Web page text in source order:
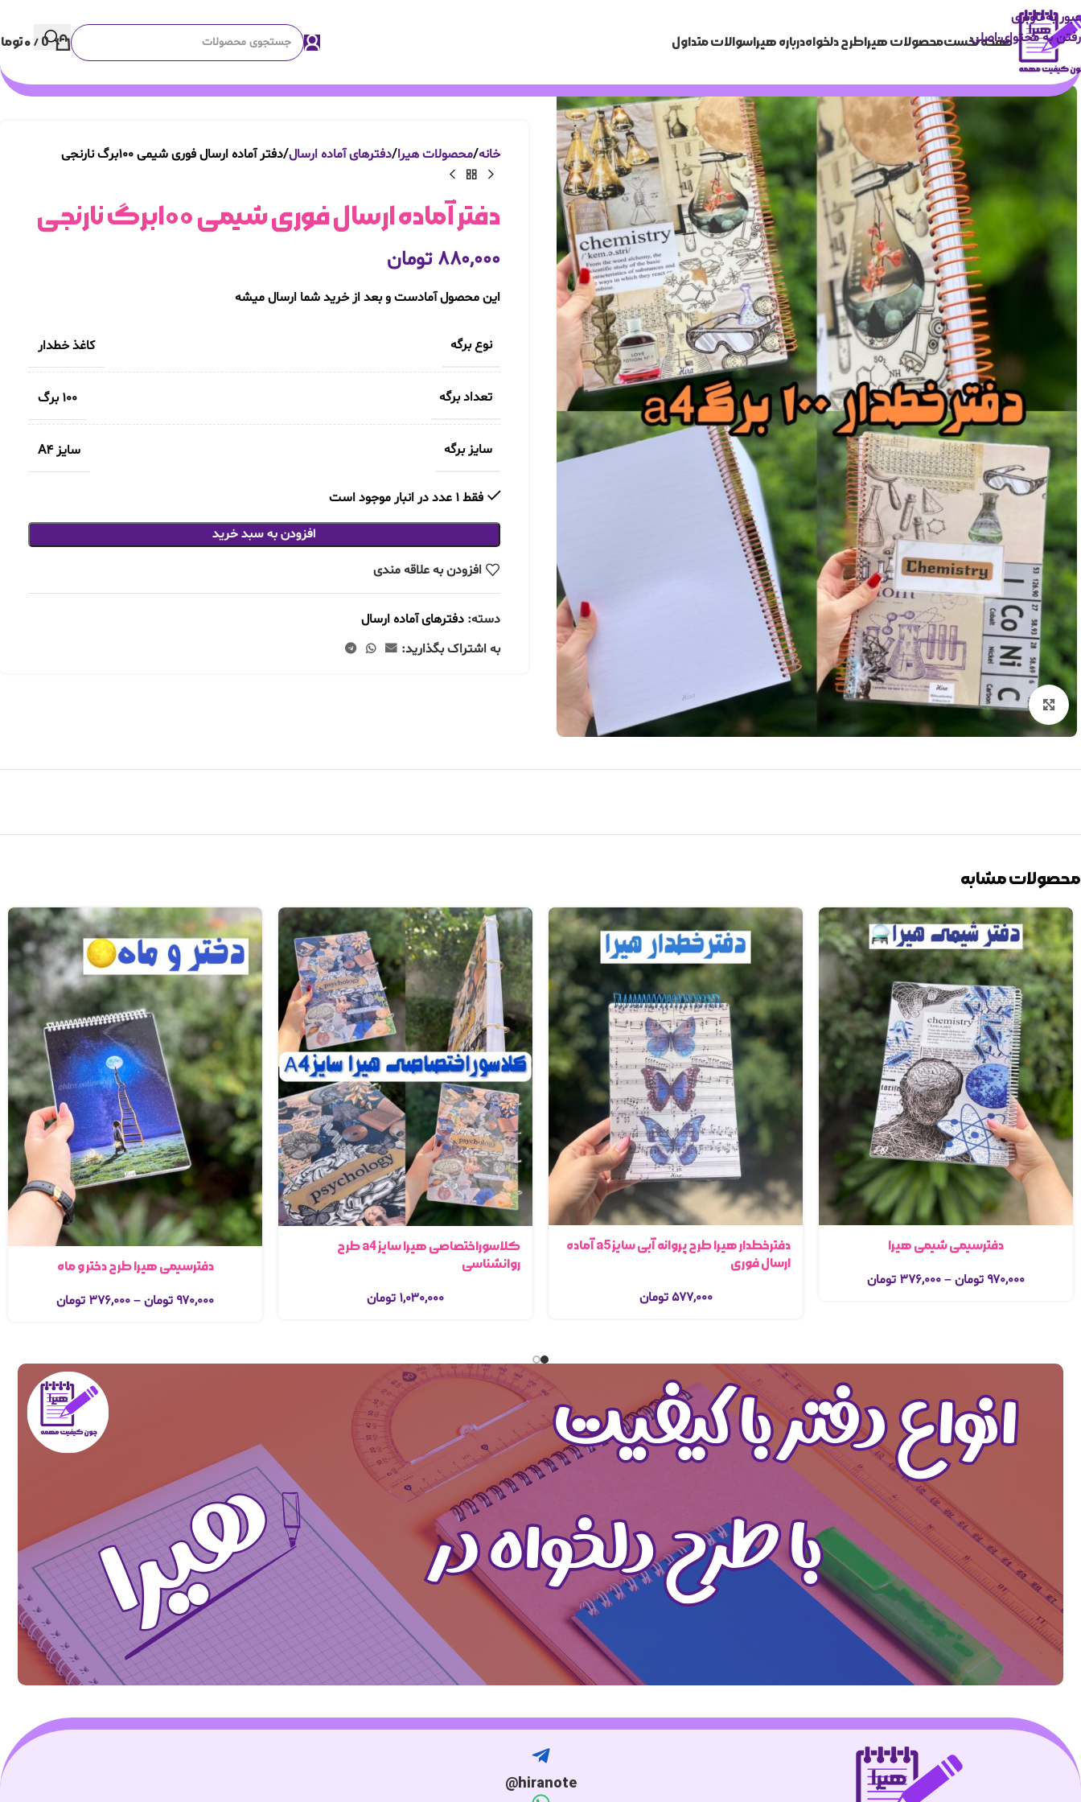
عبور به ناوبری
رفتن به محتوای اصلی
صفحه نخستمحصولات هیراطرح دلخواهدرباره هیراسوالات متداول 0
/۰
بزرگنمایی تصویر
خانه محصولات هیرا دفترهای آماده ارسال دفتر آماده ارسال فوری شیمی ۱۰۰برگ نارنجی
دفتر آماده ارسال فوری شیمی ۱۰۰برگ نارنجی
۸۸۰,۰۰۰ تومان
این محصول آمادست و بعد از خرید شما ارسال میشه
نوع برگه کاغذ خطدار
تعداد برگه 100 برگ
سایز برگه سایز A4
فقط 1 عدد در انبار موجود است
افزودن به سبد خرید
افزودن به علاقه مندی
دسته: دفترهای آماده ارسال
به اشتراک بگذارید:
محصولات مشابه
دفترسیمی شیمی هیرا
۹۷۰,۰۰۰ تومان–۳۷۶,۰۰۰ تومان
دفترخطدار هیرا طرح پروانه آبی سایز a5 آماده
ارسال فوری
۵۷۷,۰۰۰ تومان
کلاسوراختصاصی هیرا سایز a4 طرح
روانشناسی
۱,۰۳۰,۰۰۰ تومان
دفترسیمی هیرا طرح دختر و ماه
۹۷۰,۰۰۰ تومان–۳۷۶,۰۰۰ تومان
hiranote@